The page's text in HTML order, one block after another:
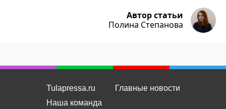
Автор статьи
Полина Степанова
Tulapressa.ru
Наша команда
Главные новости